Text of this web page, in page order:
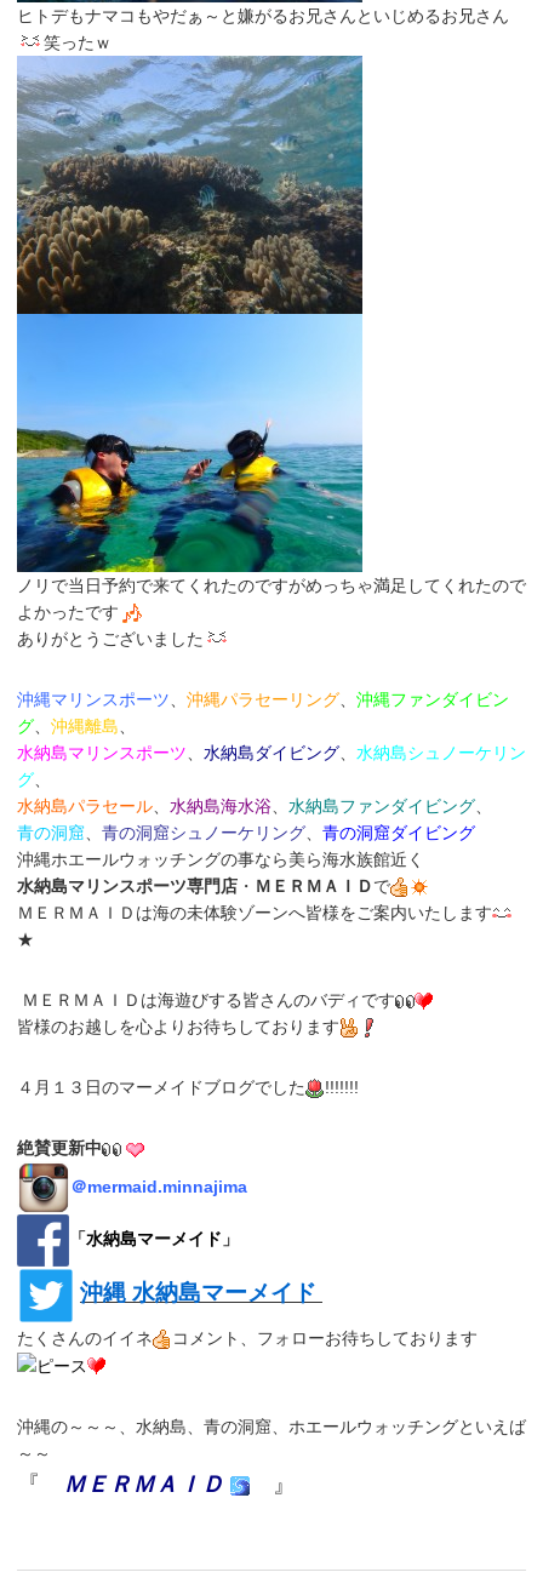
ヒトデもナマコもやだぁ～と嫌がるお兄さんといじめるお兄さん
笑ったｗ
ノリで当日予約で来てくれたのですがめっちゃ満足してくれたので
よかったです
ありがとうございました
沖縄マリンスポーツ 沖縄パラセーリング
沖縄ファンダイビン
グ
沖縄離島
水納島マリンスポーツ
水納島ダイビング
水納島シュノーケリン
グ
水納島パラセール
水納島海水浴 水納島ファンダイビング
青の洞窟
青の洞窟シュノーケリング
青の洞窟ダイビング
沖縄ホエールウォッチングの事なら美ら海水族館近く
水納島マリンスポーツ専門店 ・ ＭＥＲＭＡＩＤで
ＭＥＲＭＡＩＤは海の未体験ゾーンへ皆様をご案内いたします
★
ＭＥＲＭＡＩＤは海遊びする皆さんのバディです
皆様のお越しを心よりお待ちしております
４月１３日のマーメイドブログでした !!!!!!!
絶賛更新中
＠mermaid.minnajima
「水納島マーメイド 」
沖縄 水納島マーメイド
たくさんのイイネ コメント、フォローお待ちしております
沖縄の～～～、水納島、青の洞窟、ホエールウォッチングといえば
～～
『 ＭＥＲＭＡＩＤ 』